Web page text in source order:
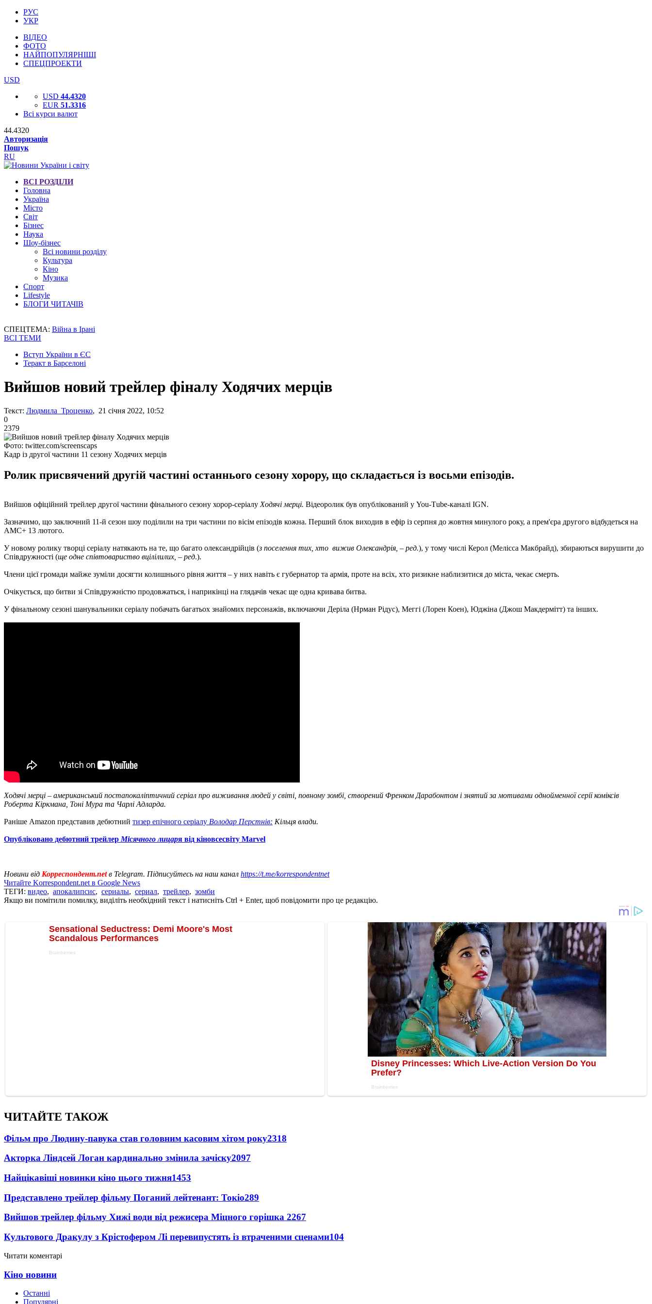
РУС
УКР
ВІДЕО
ФОТО
НАЙПОПУЛЯРНІШІ
СПЕЦПРОЕКТИ
USD
USD 44.4320
EUR 51.3316
Всі курси валют
44.4320
Авторизація
Пошук
RU
ВСІ РОЗДІЛИ
Головна
Україна
Місто
Світ
Бізнес
Наука
Шоу-бізнес
Всі новини розділу
Культура
Кіно
Музика
Спорт
Lifestyle
БЛОГИ ЧИТАЧІВ
СПЕЦТЕМА: Війна в Ірані
ВСІ ТЕМИ
Вступ України в ЄС
Теракт в Барселоні
Вийшов новий трейлер фіналу Ходячих мерців
Текст: Людмила Троценко, 21 січня 2022, 10:52
0
2379
Фото: twitter.com/screenscaps
Кадр із другої частини 11 сезону Ходячих мерців
Ролик присвячений другій частині останнього сезону хорору, що складається із восьми епізодів.
Вийшов офіційний трейлер другої частини фінального сезону хорор-серіалу Ходячі мерці. Відеоролик був опублікований у You-Тube-каналі IGN.
Зазначимо, що заключний 11-й сезон шоу поділили на три частини по вісім епізодів кожна. Перший блок виходив в ефір із серпня до жовтня минулого року, а прем'єра другого відбудеться на
AMC+ 13 лютого.
У новому ролику творці серіалу натякають на те, що багато олександрійців (з поселення тих, хто вижив Олександрія, – ред.), у тому числі Керол (Мелісса Макбрайд), збираються вирушити до
Співдружності (ще одне співтовариство вцілілилих, – ред.).
Члени цієї громади майже зуміли досягти колишнього рівня життя – у них навіть є губернатор та армія, проте на всіх, хто ризикне наблизитися до міста, чекає смерть.
Очікується, що битви зі Співдружністю продовжаться, і наприкінці на глядачів чекає ще одна кривава битва.
У фінальному сезоні шанувальники серіалу побачать багатьох знайомих персонажів, включаючи Деріла (Нрман Рідус), Меггі (Лорен Коен), Юджіна (Джош Макдермітт) та інших.
Ходячі мерці – американський постапокаліптичний серіал про виживання людей у ​​світі, повному зомбі, створений Френком Дарабонтом і знятий за мотивами однойменної серії коміксів
Роберта Кіркмана, Тоні Мура та Чарлі Адларда.
Раніше Amazon представив дебютний тизер епічного серіалу Володар Перстнів: Кільця влади.
Опубліковано дебютний трейлер Місячного лицаря від кіновсесвіту Marvel
Новини від Корреспондент.netв Telegram. Підписуйтесь на наш канал https://t.me/korrespondentnet
Читайте Korrespondent.net в Google News
ТЕГИ: видео, апокалипсис, сериалы, сериал, трейлер, зомби
Якщо ви помітили помилку, виділіть необхідний текст і натисніть Ctrl + Enter, щоб повідомити про це редакцію.
ЧИТАЙТЕ ТАКОЖ
Фільм про Людину-павука став головним касовим хітом року2318
Акторка Ліндсей Логан кардинально змінила зачіску2097
Найцікавіші новинки кіно цього тижня1453
Представлено трейлер фільму Поганий лейтенант: Токіо289
Вийшов трейлер фільму Хижі води від режисера Міцного горішка 2267
Культового Дракулу з Крістофером Лі перевипустять із втраченими сценами104
Читати коментарі
Кіно новини
Останні
Популярні